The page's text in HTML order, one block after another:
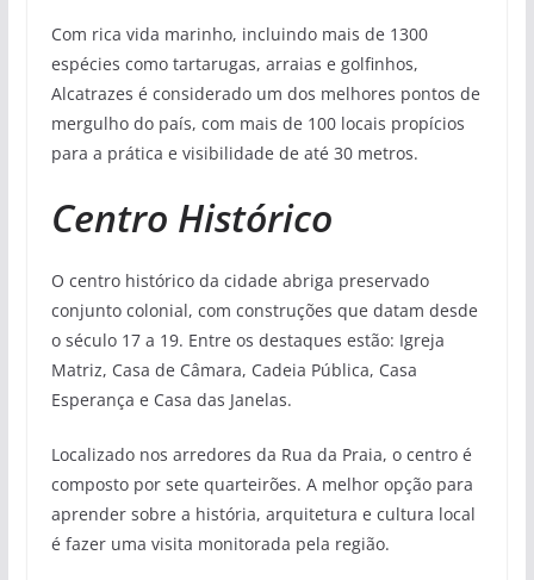
Com rica vida marinho, incluindo mais de 1300
espécies como tartarugas, arraias e golfinhos,
Alcatrazes é considerado um dos melhores pontos de
mergulho do país, com mais de 100 locais propícios
para a prática e visibilidade de até 30 metros.
Centro Histórico
O centro histórico da cidade abriga preservado
conjunto colonial, com construções que datam desde
o século 17 a 19. Entre os destaques estão: Igreja
Matriz, Casa de Câmara, Cadeia Pública, Casa
Esperança e Casa das Janelas.
Localizado nos arredores da Rua da Praia, o centro é
composto por sete quarteirões. A melhor opção para
aprender sobre a história, arquitetura e cultura local
é fazer uma visita monitorada pela região.